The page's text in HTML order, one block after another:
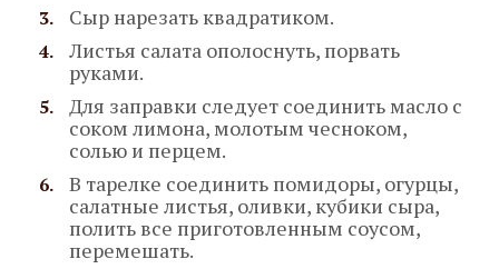
Сыр нарезать квадратиком.
Листья салата ополоснуть, порвать
руками.
Для заправки следует соединить масло с
соком лимона, молотым чесноком,
солью и перцем.
В тарелке соединить помидоры, огурцы,
салатные листья, оливки, кубики сыра,
полить все приготовленным соусом,
перемешать.